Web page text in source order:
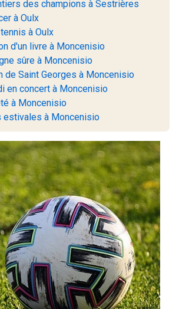
des champions à Sestrières
à Oulx
à Oulx
d'un livre à Moncenisio
sûre à Moncenisio
de Saint Georges à Moncenisio
en concert à Moncenisio
à Moncenisio
estivales à Moncenisio